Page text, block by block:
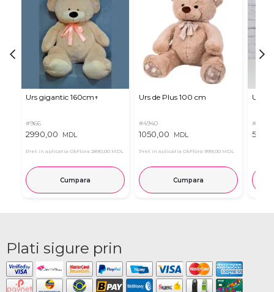
Urs gigantic 160cm↑
#966
2990,00 MDL
Pret in aplicatia OkFlora 2890,00 MDL
Cumpara
Urs de Plus 100 cm
#4940
1050,00 MDL
Pret in aplicatia OkFlora 999,00 MDL
Cumpara
Urs
#11
Plati sigure prin